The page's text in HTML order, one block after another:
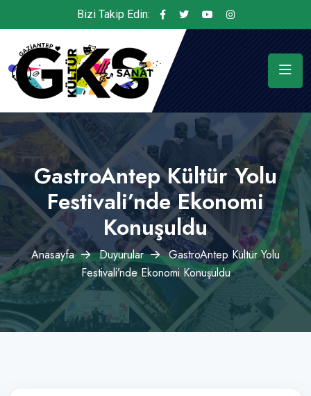
Bizi Takip Edin:
GastroAntep Kültür Yolu
Festivali’nde Ekonomi
Konuşuldu
Anasayfa Duyurular
GastroAntep Kültür Yolu
Festivali’nde Ekonomi Konuşuldu